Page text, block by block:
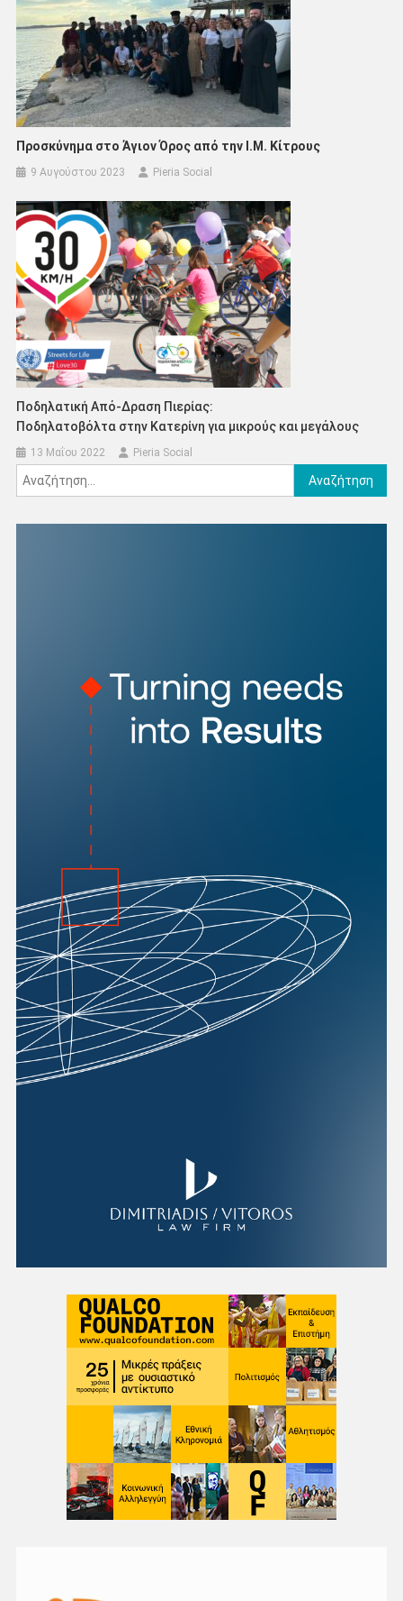
Προσκύνημα στο Άγιον Όρος από την Ι.Μ. Κίτρους
9 Αυγούστου 2023 Pieria Social
Ποδηλατική Από-Δραση Πιερίας:
Ποδηλατοβόλτα στην Κατερίνη για μικρούς και μεγάλους
13 Μαΐου 2022 Pieria Social
Αναζήτηση
για: